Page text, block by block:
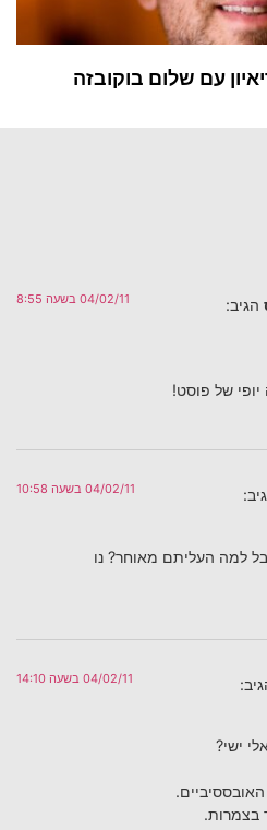
עם שלום בוקובזה
הגיב: 04/02/11 בשעה 8:55
של פוסט!
04/02/11 בשעה 10:58
למה העליתם מאוחר? נו
04/02/11 בשעה 14:10
ישי?
בצמרות.